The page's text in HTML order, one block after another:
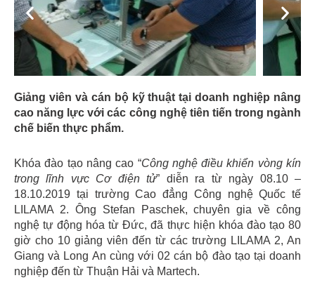
Previous Next
Giảng viên và cán bộ kỹ thuật tại doanh nghiệp nâng
cao năng lực với các công nghệ tiên tiến trong ngành
chế biến thực phẩm.
Khóa đào tạo nâng cao “Công nghệ điều khiển vòng kín
trong lĩnh vực Cơ điện tử” diễn ra từ ngày 08.10 –
18.10.2019 tại trường Cao đẳng Công nghệ Quốc tế
LILAMA 2. Ông Stefan Paschek, chuyên gia về công
nghệ tự động hóa từ Đức, đã thực hiện khóa đào tạo 80
giờ cho 10 giảng viên đến từ các trường LILAMA 2, An
Giang và Long An cùng với 02 cán bộ đào tạo tại doanh
nghiệp đến từ Thuận Hải và Martech.